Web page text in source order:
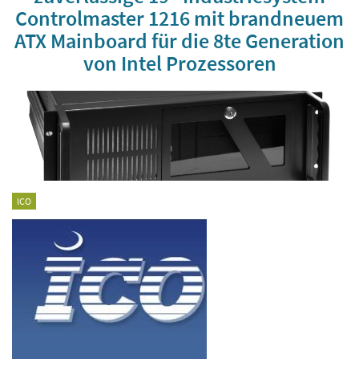
Controlmaster 1216 mit brandneuem
ATX Mainboard für die 8te Generation
von Intel Prozessoren
ICO